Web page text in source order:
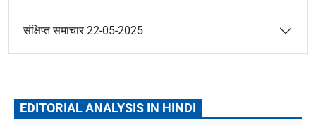
संक्षिप्त समाचार 22-05-2025
EDITORIAL ANALYSIS IN HINDI